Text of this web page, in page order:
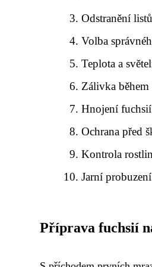
Odstranění
Volba
Teplota a
Zálivka
Hnojení
Ochrana před
Kontrola rostlin
Jarní
Příprava fuchsií